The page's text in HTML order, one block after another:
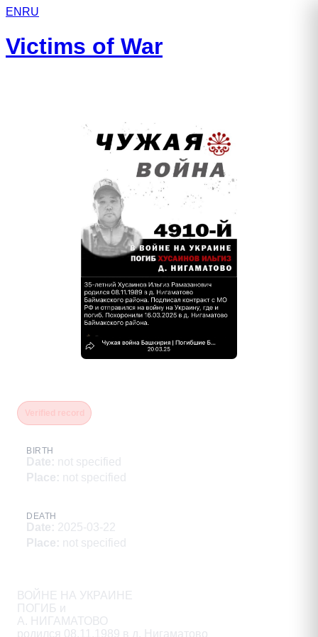
EN RU
Victims of War
BIRTH
Date: not specified
Place: not specified
DEATH
Date: 2025-03-22
Place: not specified
ВОЙНЕ НА УКРАИНЕ
ПОГИБ и
A. НИГАМАТОВО
родился 08.11.1989 в д. Нигаматово